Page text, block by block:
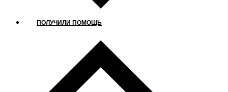
ПОЛУЧИЛИ ПОМОЩЬ